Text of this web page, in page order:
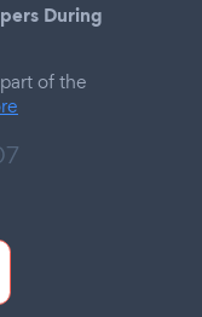
During
of the